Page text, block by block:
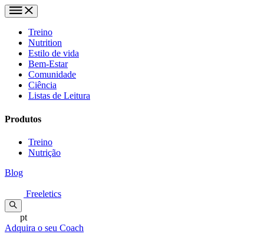
Treino
Nutrition
Estilo de vida
Bem-Estar
Comunidade
Ciência
Listas de Leitura
Produtos
Treino
Nutrição
Blog
Freeletics
pt
Adquira o seu Coach